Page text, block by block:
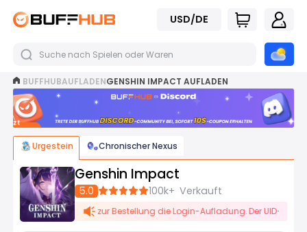
USD/DE
BUFFHUBAUFLADENGENSHIN IMPACT AUFLADEN
Jetzt
Urgestein Chronischer Nexus
Genshin Impact
5.0 100k+ Verkauft
Bitte wählen Sie zur Bestellung die Login-Aufladung. Der UID-